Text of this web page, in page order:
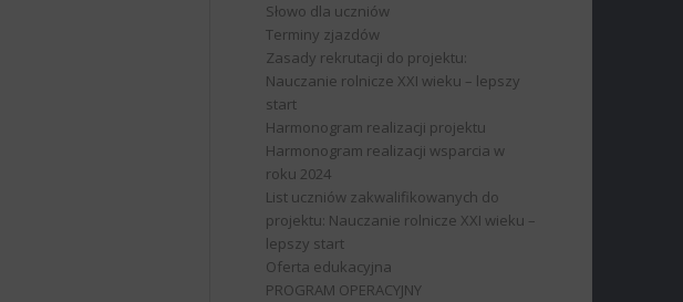
Słowo dla uczniów
Terminy zjazdów
Zasady rekrutacji do projektu:
Nauczanie rolnicze XXI wieku – lepszy
start
Harmonogram realizacji projektu
Harmonogram realizacji wsparcia w
roku 2024
List uczniów zakwalifikowanych do
projektu: Nauczanie rolnicze XXI wieku –
lepszy start
Oferta edukacyjna
PROGRAM OPERACYJNY